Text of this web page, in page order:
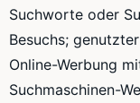
Suchworte oder
Besuchs;
Online-Werbung
Suchmaschinen-